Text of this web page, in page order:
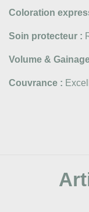
Coloration
Soin protecteur :
Volume &
Couvrance :